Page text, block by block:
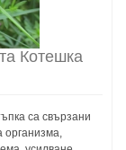
Котешка
са свързани